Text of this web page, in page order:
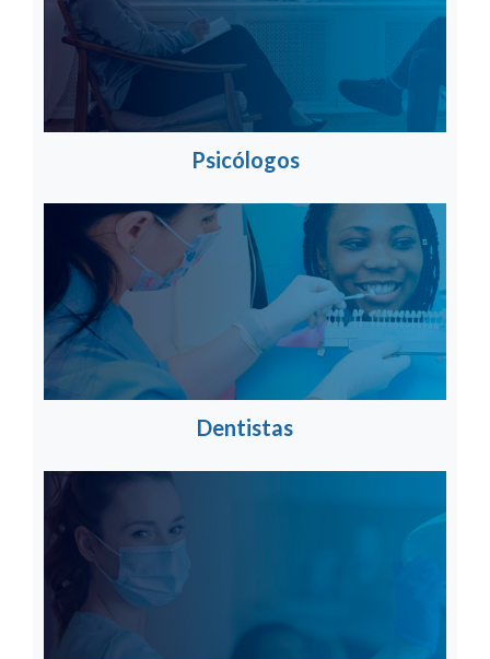
Psicólogos
Dentistas